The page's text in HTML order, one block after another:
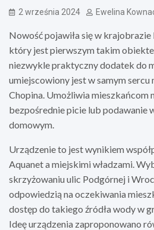
2 września 2024 Ewelina
Nowość pojawiła się w krajobrazie
który jest pierwszym takim
niezwykle praktyczny dodatek do
umiejscowiony jest w samym
Chopina. Umożliwia mieszkańcom
bezpośrednie picie lub podawanie
domowym.
Urządzenie to jest wynikiem
Aquanet a miejskimi władzami.
skrzyżowaniu ulic Podgórnej i
odpowiedzią na oczekiwania
dostęp do takiego źródła wody w
Ideę urządzenia zaproponowano